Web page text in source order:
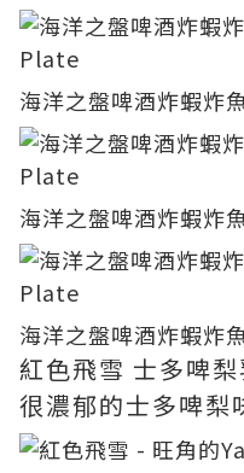
海洋之盤啤酒炸蝦炸
海洋之盤啤酒炸蝦炸
海洋之盤啤酒炸蝦炸
紅色飛雪 士多啤
很濃郁的士多啤梨